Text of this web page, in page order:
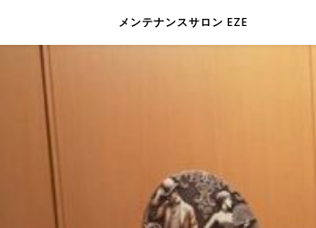
メンテナンスサロン EZE